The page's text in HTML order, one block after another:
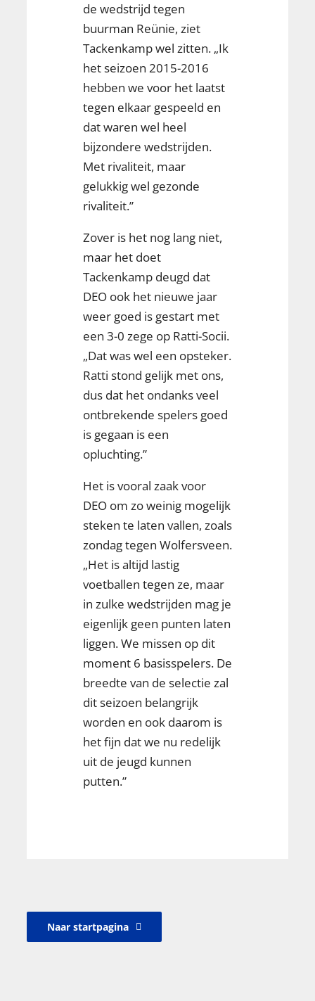
de wedstrijd tegen
buurman Reünie, ziet
Tackenkamp wel zitten. „Ik
het seizoen 2015-2016
hebben we voor het laatst
tegen elkaar gespeeld en
dat waren wel heel
bijzondere wedstrijden.
Met rivaliteit, maar
gelukkig wel gezonde
rivaliteit.”
Zover is het nog lang niet,
maar het doet
Tackenkamp deugd dat
DEO ook het nieuwe jaar
weer goed is gestart met
een 3-0 zege op Ratti-Socii.
„Dat was wel een opsteker.
Ratti stond gelijk met ons,
dus dat het ondanks veel
ontbrekende spelers goed
is gegaan is een
opluchting.”
Het is vooral zaak voor
DEO om zo weinig mogelijk
steken te laten vallen, zoals
zondag tegen Wolfersveen.
„Het is altijd lastig
voetballen tegen ze, maar
in zulke wedstrijden mag je
eigenlijk geen punten laten
liggen. We missen op dit
moment 6 basisspelers. De
breedte van de selectie zal
dit seizoen belangrijk
worden en ook daarom is
het fijn dat we nu redelijk
uit de jeugd kunnen
putten.”
Naar startpagina